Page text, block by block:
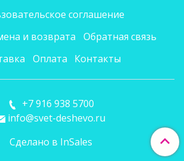
соглашение
и возврата
Обратная связь
Оплата Контакты
+7 916 938 5700
info@svet-deshevo.ru
Сделано в InSales